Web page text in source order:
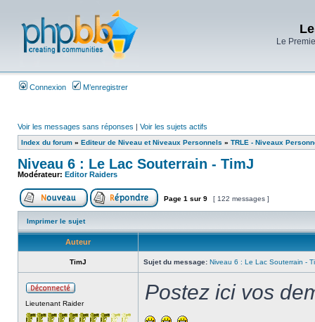
Le
Connexion M’enregistrer
Voir les messages sans réponses | Voir les sujets actifs
Index du forum » Editeur de Niveau et Niveaux Personnels » TRLE - Niveaux
Niveau 6 : Le Lac Souterrain - TimJ
Modérateur: Editor Raiders
Page 1 sur 9 [ 122 messages ]
Imprimer le sujet
Auteur
TimJ Sujet du message: Niveau 6 : Le Lac Souterrain -
Lieutenant Raider Postez ici vos